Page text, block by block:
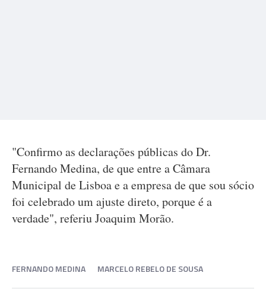
"Confirmo as declarações públicas do Dr.
Fernando Medina, de que entre a Câmara
Municipal de Lisboa e a empresa de que sou sócio
foi celebrado um ajuste direto, porque é a
verdade", referiu Joaquim Morão.
FERNANDO MEDINA MARCELO REBELO DE SOUSA